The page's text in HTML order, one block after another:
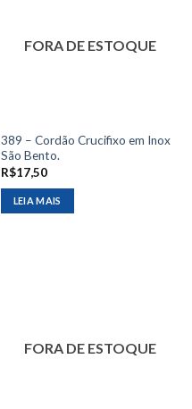
FORA DE ESTOQUE
389 – Cordão Crucifixo em Inox
São Bento.
R$17,50
LEIA MAIS
FORA DE ESTOQUE